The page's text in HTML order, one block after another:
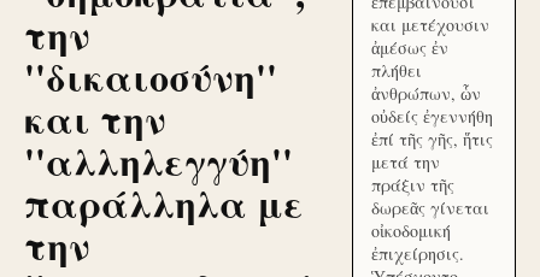
την
''δικαιοσύνη''
και την
''αλληλεγγύη''
παράλληλα με
την
και μετέχουσιν
ἀμέσως ἐν
πλήθει
ἀνθρώπων, ὧν
οὐδείς ἐγεννήθη
ἐπί τῆς γῆς, ἥτις
μετά την
πράξιν τῆς
δωρεᾶς γίνεται
οἰκοδομική
ἐπιχείρησις.